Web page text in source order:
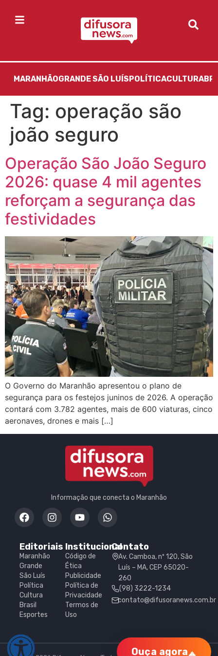
MARANHÃOGRANDE SÃO LUÍS POLÍTICACULTURA
Tag: operação são
joão seguro
Operação São João Seguro
2026: quase 4 mil agentes
reforçam a segurança das
festividades
O Governo do Maranhão apresentou o plano de
segurança para os festejos juninos de 2026. A operação
contará com 3.782 agentes, mais de 600 viaturas, cinco
aeronaves, drones e mais […]
Informação que conecta o Maranhão
Editoriais
Maranhão
Grande
São Luís
Política
Cultura
Brasil
Esportes
Institucional
Código de
Ética
Publicidade
Política de
Privacidade
Termos de
Uso
Contato
Av. Camboa, nº 120, São
Luís – MA, CEP 65020-
260
(98) 3222-1234
contato@difusoranews.com.br
Ouça agora